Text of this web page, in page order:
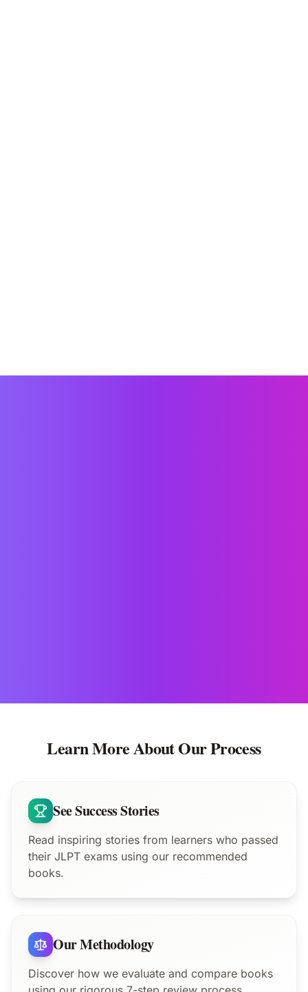
Learn More About Our Process
See Success Stories
Read inspiring stories from learners who passed
their JLPT exams using our recommended
books.
Our Methodology
Discover how we evaluate and compare books